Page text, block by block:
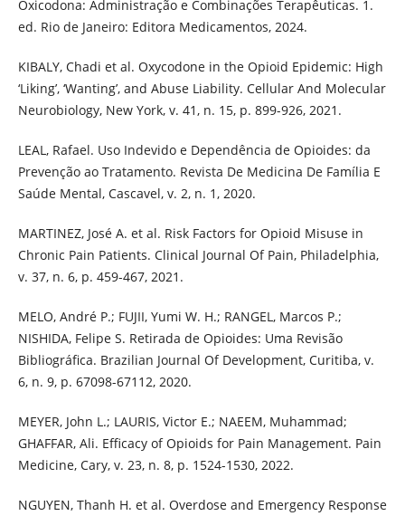
Oxicodona: Administração e Combinações Terapêuticas. 1.
ed. Rio de Janeiro: Editora Medicamentos, 2024.
KIBALY, Chadi et al. Oxycodone in the Opioid Epidemic: High
‘Liking’, ‘Wanting’, and Abuse Liability. Cellular And Molecular
Neurobiology, New York, v. 41, n. 15, p. 899-926, 2021.
LEAL, Rafael. Uso Indevido e Dependência de Opioides: da
Prevenção ao Tratamento. Revista De Medicina De Família E
Saúde Mental, Cascavel, v. 2, n. 1, 2020.
MARTINEZ, José A. et al. Risk Factors for Opioid Misuse in
Chronic Pain Patients. Clinical Journal Of Pain, Philadelphia,
v. 37, n. 6, p. 459-467, 2021.
MELO, André P.; FUJII, Yumi W. H.; RANGEL, Marcos P.;
NISHIDA, Felipe S. Retirada de Opioides: Uma Revisão
Bibliográfica. Brazilian Journal Of Development, Curitiba, v.
6, n. 9, p. 67098-67112, 2020.
MEYER, John L.; LAURIS, Victor E.; NAEEM, Muhammad;
GHAFFAR, Ali. Efficacy of Opioids for Pain Management. Pain
Medicine, Cary, v. 23, n. 8, p. 1524-1530, 2022.
NGUYEN, Thanh H. et al. Overdose and Emergency Response